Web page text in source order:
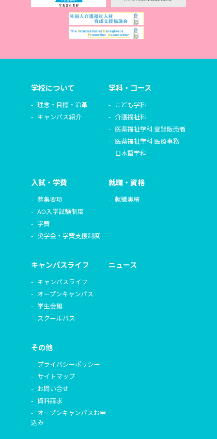
学校について
理念・目標・沿革
キャンパス紹介
学科・コース
こども学科
介護福祉科
医薬福祉学科 登録販売者
医薬福祉学科 医療事務
日本語学科
入試・学費
募集要項
AO入学試験制度
学費
奨学金・学費支援制度
就職・資格
就職実績
キャンパスライフ
キャンパスライフ
オープンキャンパス
学生会館
スクールバス
ニュース
その他
プライバシーポリシー
サイトマップ
お問い合せ
資料請求
オープンキャンパスお申
込み